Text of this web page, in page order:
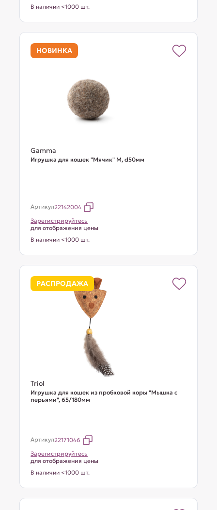
В наличии <1000 шт.
НОВИНКА
Gamma
Игрушка для кошек "Мячик" M, d50мм
Артикул22142004
Зарегистрируйтесь
для отображения цены
В наличии <1000 шт.
РАСПРОДАЖА
Triol
Игрушка для кошек из пробковой коры "Мышка с
перьями", 65/180мм
Артикул22171046
Зарегистрируйтесь
для отображения цены
В наличии <1000 шт.